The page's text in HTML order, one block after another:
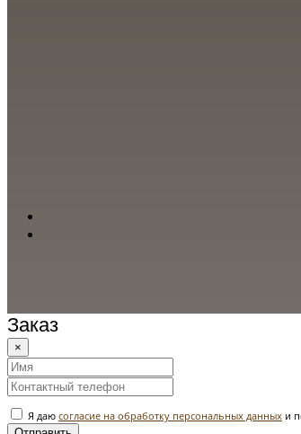
Заказ
×
Я даю согласие на обработку персональных данных и